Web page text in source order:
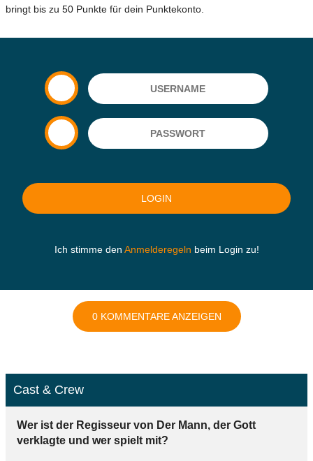
bringt bis zu 50 Punkte für dein Punktekonto.
Ich stimme den Anmelderegeln beim Login zu!
0 KOMMENTARE ANZEIGEN
Cast & Crew
Wer ist der Regisseur von Der Mann, der Gott
verklagte und wer spielt mit?